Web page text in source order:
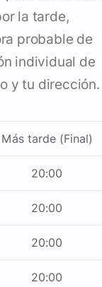
la tarde,
probable de
individual de
y tu dirección.
Más tarde (Final)
20:00
20:00
20:00
20:00